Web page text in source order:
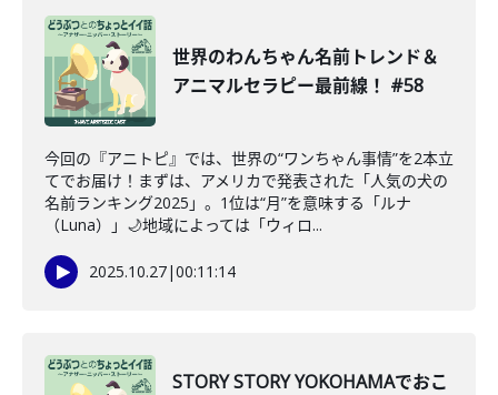
世界のわんちゃん名前トレンド＆
アニマルセラピー最前線！ #58
今回の『アニトピ』では、世界の“ワンちゃん事情”を2本立
てでお届け！まずは、アメリカで発表された「人気の犬の
名前ランキング2025」。1位は“月”を意味する「ルナ
（Luna）」🌙地域によっては「ウィロ...
2025.10.27|00:11:14
STORY STORY YOKOHAMAでおこ